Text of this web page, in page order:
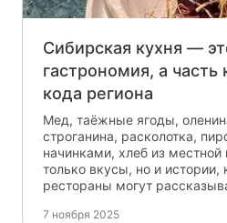
Сибирская кухня —
гастрономия, а часть
кода региона
Мед, таёжные ягоды,
строганина, расколотка,
начинками, хлеб из
только вкусы, но и истории,
рестораны могут
7 ноября 2025